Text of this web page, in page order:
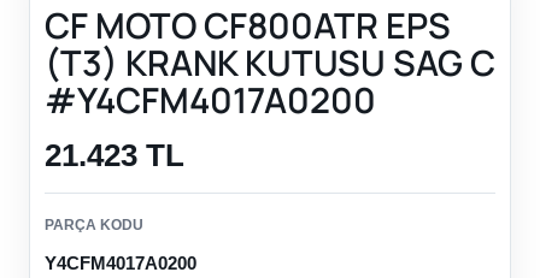
CF MOTO CF800ATR EPS
(T3) KRANK KUTUSU SAG C
#Y4CFM4017A0200
21.423 TL
PARÇA KODU
Y4CFM4017A0200